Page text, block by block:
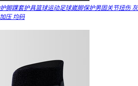
脚踝套护具篮球运动足球崴脚保护男固关节扭伤 灰
压 均码